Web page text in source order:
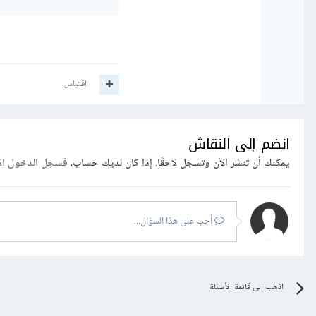
اقتباس
انضم إلى النقاش
يمكنك أن تنشر الآن وتسجل لاحقًا. إذا كان لديك حساب،فسجل الدخول
أجب على هذا السؤال...
اذهب إلى قائمة الأسئلة